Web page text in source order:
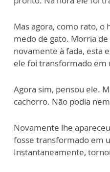
Mas agora, como rato, o
medo de gato. Morria
novamente à fada, esta
ele foi transformado em
Agora sim, pensou ele.
cachorro. Não podia
Novamente lhe
fosse transformado em
Instantaneamente,